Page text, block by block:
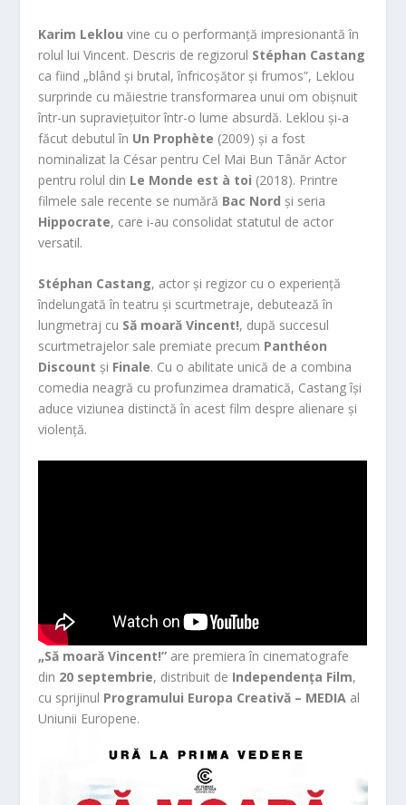
Karim Leklou vine cu o performanță impresionantă în
rolul lui Vincent. Descris de regizorul Stéphan Castang
ca fiind „blând și brutal, înfricoșător și frumos”, Leklou
surprinde cu măiestrie transformarea unui om obișnuit
într-un supraviețuitor într-o lume absurdă. Leklou și-a
făcut debutul în Un Prophète (2009) și a fost
nominalizat la César pentru Cel Mai Bun Tânăr Actor
pentru rolul din Le Monde est à toi (2018). Printre
filmele sale recente se numără Bac Nord și seria
Hippocrate, care i-au consolidat statutul de actor
versatil.
Stéphan Castang, actor și regizor cu o experiență
îndelungată în teatru și scurtmetraje, debutează în
lungmetraj cu Să moară Vincent!, după succesul
scurtmetrajelor sale premiate precum Panthéon
Discount și Finale. Cu o abilitate unică de a combina
comedia neagră cu profunzimea dramatică, Castang își
aduce viziunea distinctă în acest film despre alienare și
violență.
„Să moară Vincent!” are premiera în cinematografe
din 20 septembrie, distribuit de Independența Film,
cu sprijinul Programului Europa Creativă – MEDIA al
Uniunii Europene.